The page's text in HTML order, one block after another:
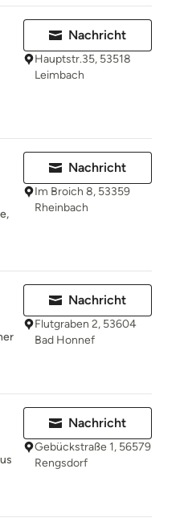
Nachricht
Hauptstr.35, 53518
Leimbach
Nachricht
Im Broich 8, 53359
Rheinbach
Nachricht
Flutgraben 2, 53604
Bad Honnef
Nachricht
Gebückstraße 1, 56579
Rengsdorf